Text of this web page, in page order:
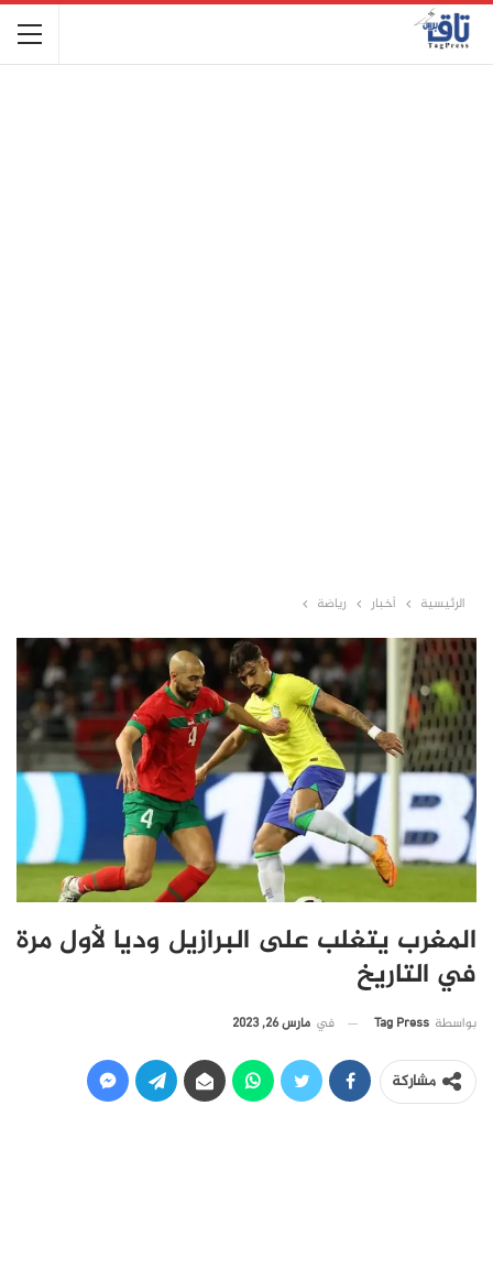
الرئيسية أخبار رياضة
المغرب يتغلب على البرازيل وديا لأول مرة
في التاريخ
بواسطة Tag Press في مارس 26, 2023
مشاركة